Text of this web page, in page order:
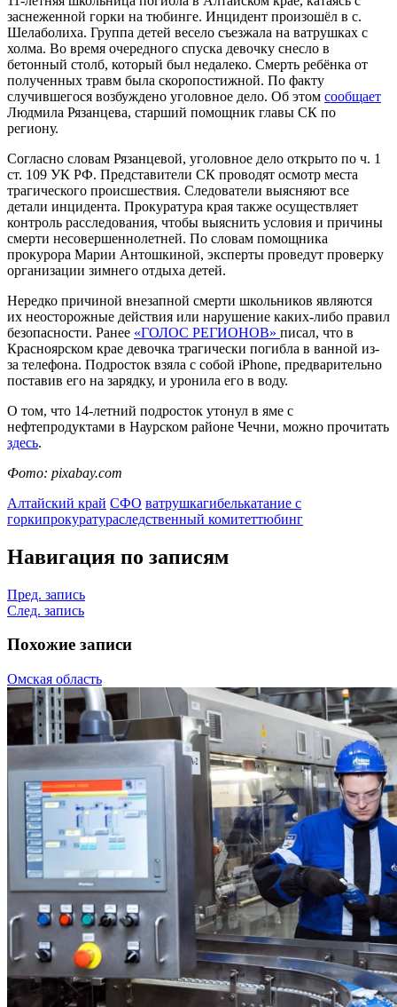
заснеженной горки на тюбинге. Инцидент произошёл в с.
Шелаболиха. Группа детей весело съезжала на ватрушках с
холма. Во время очередного спуска девочку снесло в
бетонный столб, который был недалеко. Смерть ребёнка от
полученных травм была скоропостижной. По факту
случившегося возбуждено уголовное дело. Об этом сообщает
Людмила Рязанцева, старший помощник главы СК по
региону.
Согласно словам Рязанцевой, уголовное дело открыто по ч. 1
ст. 109 УК РФ. Представители СК проводят осмотр места
трагического происшествия. Следователи выясняют все
детали инцидента. Прокуратура края также осуществляет
контроль расследования, чтобы выяснить условия и причины
смерти несовершеннолетней. По словам помощника
прокурора Марии Антошкиной, эксперты проведут проверку
организации зимнего отдыха детей.
Нередко причиной внезапной смерти школьников являются
их неосторожные действия или нарушение каких-либо правил
безопасности. Ранее «ГОЛОС РЕГИОНОВ» писал, что в
Красноярском крае девочка трагически погибла в ванной из-
за телефона. Подросток взяла с собой iPhone, предварительно
поставив его на зарядку, и уронила его в воду.
О том, что 14-летний подросток утонул в яме с
нефтепродуктами в Наурском районе Чечни, можно прочитать
здесь.
Фото: pixabay.com
Алтайский край СФО ватрушкагибелькатание с
горкипрокуратураследственный комитеттюбинг
Навигация по записям
Пред. запись
След. запись
Похожие записи
Омская область